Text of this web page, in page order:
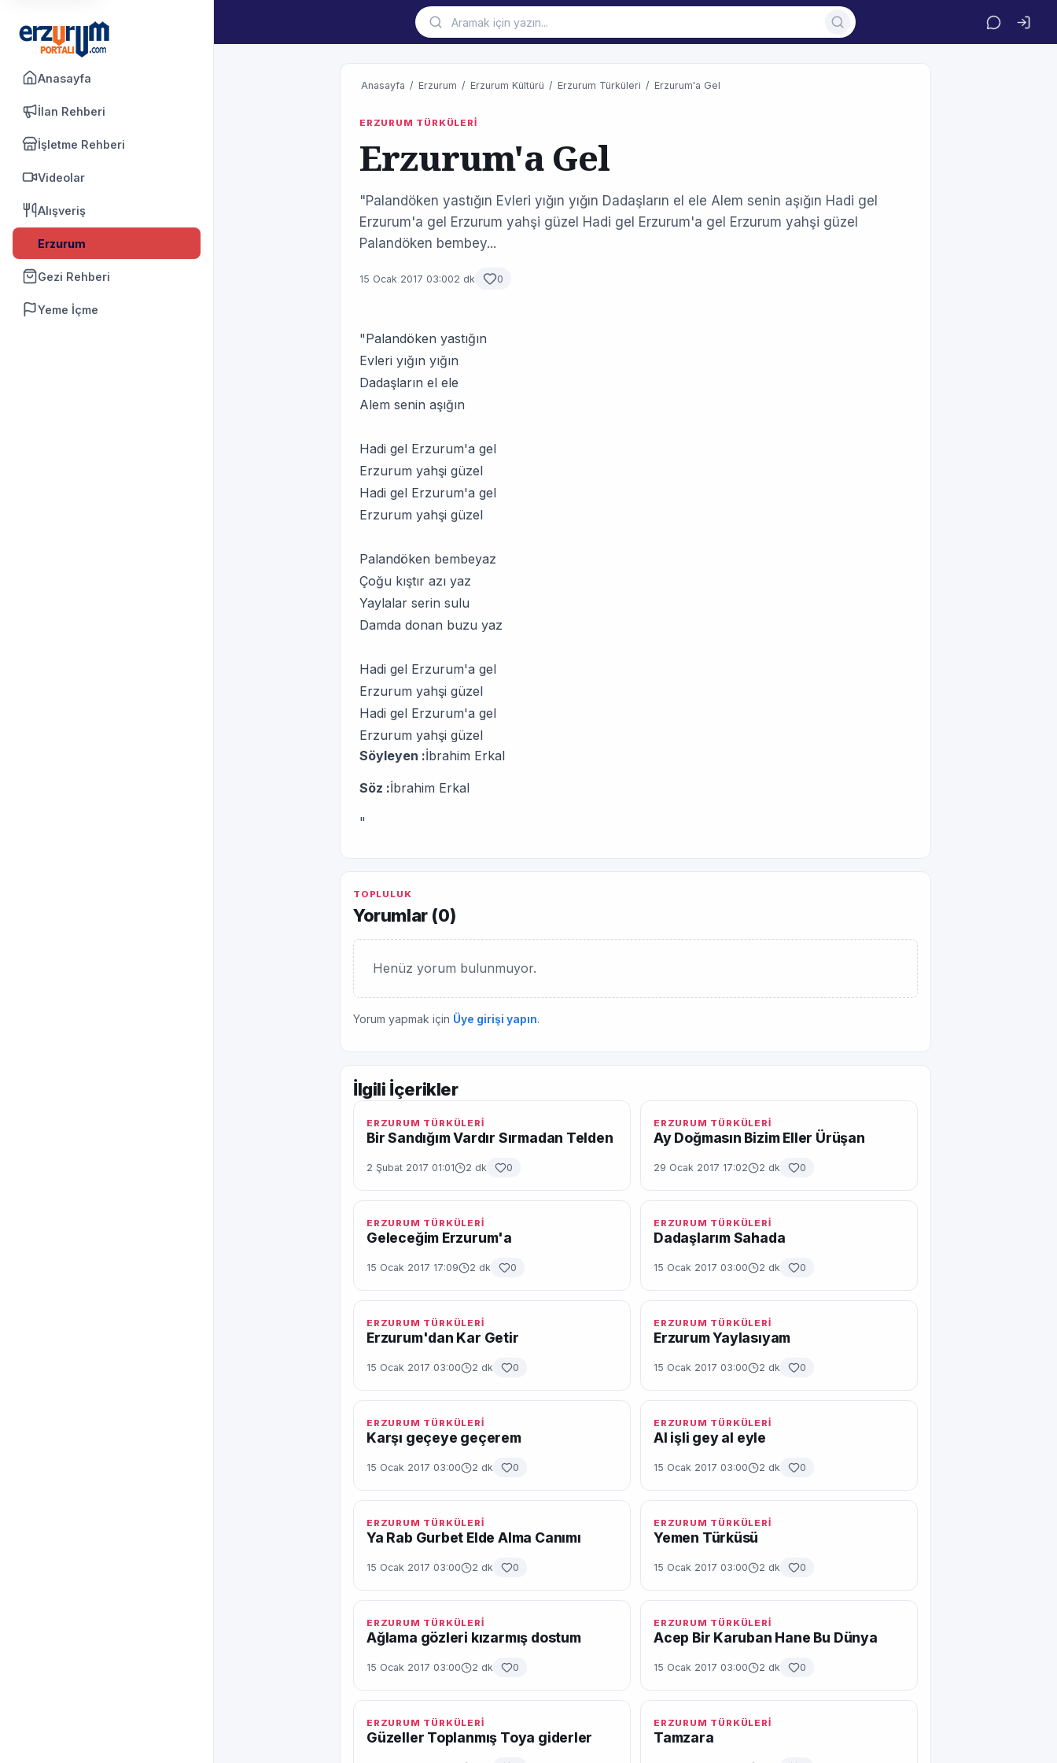
Anasayfa
İlan Rehberi
İşletme Rehberi
Videolar
Alışveriş
Erzurum
Gezi Rehberi
Yeme İçme
Anasayfa / Erzurum / Erzurum Kültürü / Erzurum Türküleri / Erzurum'a Gel
ERZURUM TÜRKÜLERİ
Erzurum'a Gel
"Palandöken yastığın Evleri yığın yığın Dadaşların el ele Alem senin aşığın Hadi gel
Erzurum'a gel Erzurum yahşi güzel Hadi gel Erzurum'a gel Erzurum yahşi güzel
Palandöken bembey...
15 Ocak 2017 03:002 dk 0
"Palandöken yastığın
Evleri yığın yığın
Dadaşların el ele
Alem senin aşığın
Hadi gel Erzurum'a gel
Erzurum yahşi güzel
Hadi gel Erzurum'a gel
Erzurum yahşi güzel
Palandöken bembeyaz
Çoğu kıştır azı yaz
Yaylalar serin sulu
Damda donan buzu yaz
Hadi gel Erzurum'a gel
Erzurum yahşi güzel
Hadi gel Erzurum'a gel
Erzurum yahşi güzel
Söyleyen :İbrahim Erkal
Söz :İbrahim Erkal
"
TOPLULUK
Yorumlar (0)
Henüz yorum bulunmuyor.
Yorum yapmak için Üye girişi yapın.
İlgili İçerikler
ERZURUM TÜRKÜLERİ
Bir Sandığım Vardır Sırmadan Telden
2 Şubat 2017 01:01 2 dk 0
ERZURUM TÜRKÜLERİ
Ay Doğmasın Bizim Eller Ürüşan
29 Ocak 2017 17:02 2 dk 0
ERZURUM TÜRKÜLERİ
Geleceğim Erzurum'a
15 Ocak 2017 17:09 2 dk 0
ERZURUM TÜRKÜLERİ
Dadaşlarım Sahada
15 Ocak 2017 03:00 2 dk 0
ERZURUM TÜRKÜLERİ
Erzurum'dan Kar Getir
15 Ocak 2017 03:00 2 dk 0
ERZURUM TÜRKÜLERİ
Erzurum Yaylasıyam
15 Ocak 2017 03:00 2 dk 0
ERZURUM TÜRKÜLERİ
Karşı geçeye geçerem
15 Ocak 2017 03:00 2 dk 0
ERZURUM TÜRKÜLERİ
Al işli gey al eyle
15 Ocak 2017 03:00 2 dk 0
ERZURUM TÜRKÜLERİ
Ya Rab Gurbet Elde Alma Canımı
15 Ocak 2017 03:00 2 dk 0
ERZURUM TÜRKÜLERİ
Yemen Türküsü
15 Ocak 2017 03:00 2 dk 0
ERZURUM TÜRKÜLERİ
Ağlama gözleri kızarmış dostum
15 Ocak 2017 03:00 2 dk 0
ERZURUM TÜRKÜLERİ
Acep Bir Karuban Hane Bu Dünya
15 Ocak 2017 03:00 2 dk 0
ERZURUM TÜRKÜLERİ
Güzeller Toplanmış Toya giderler
ERZURUM TÜRKÜLERİ
Tamzara